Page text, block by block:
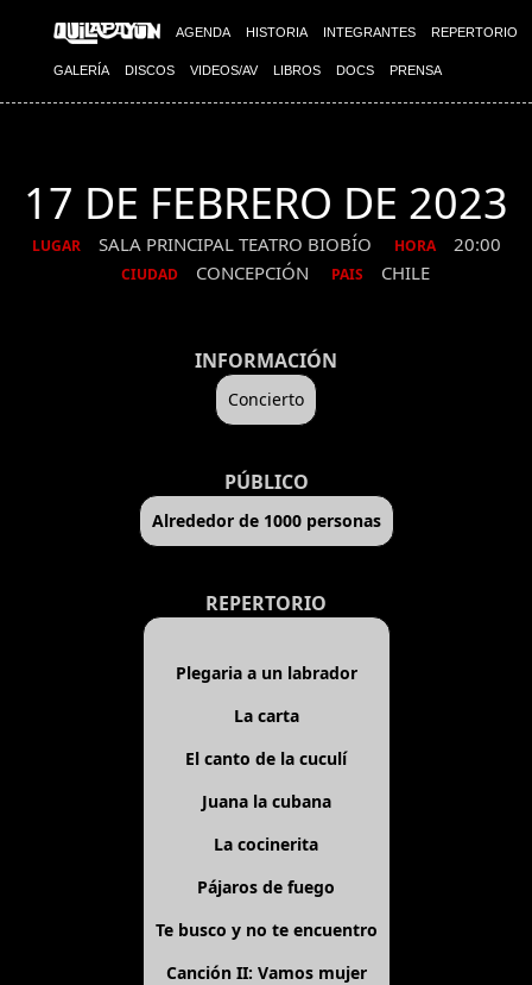
AGENDA HISTORIA INTEGRANTES REPERTORIO
GALERÍA DISCOS VIDEOS/AV LIBROS DOCS PRENSA
17 DE FEBRERO DE 2023
LUGAR SALA PRINCIPAL TEATRO BIOBÍO HORA 20:00
CIUDAD CONCEPCIÓN PAIS CHILE
INFORMACIÓN
Concierto
PÚBLICO
Alrededor de 1000 personas
REPERTORIO
Plegaria a un labrador
La carta
El canto de la cuculí
Juana la cubana
La cocinerita
Pájaros de fuego
Te busco y no te encuentro
Canción II: Vamos mujer